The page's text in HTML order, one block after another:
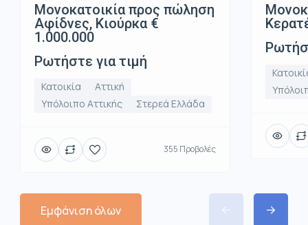
Μονοκατοικία προς πώληση
Αφίδνες, Κιούρκα €
1.000.000
Ρωτήστε για τιμή
Κατοικία
Αττική
Υπόλοιπο Αττικής
Στερεά Ελλάδα
355 Προβολές
Εμφάνιση όλων